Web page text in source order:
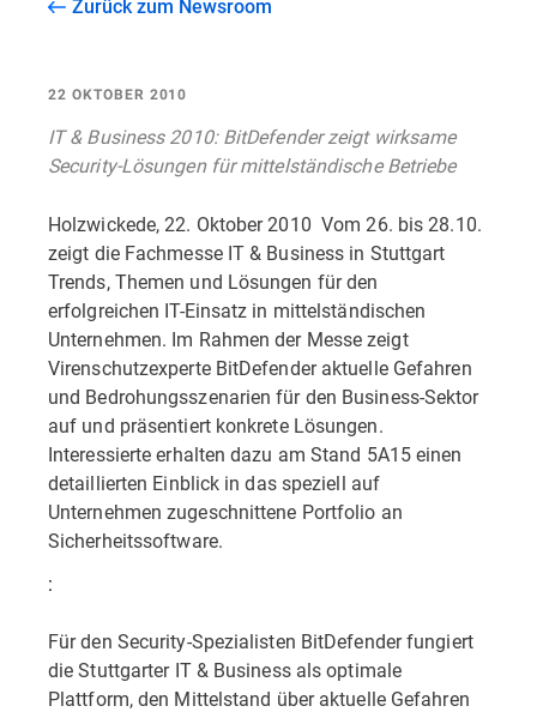
Zurück zum Newsroom
22 OKTOBER 2010
IT & Business 2010: BitDefender zeigt wirksame
Security-Lösungen für mittelständische Betriebe
Holzwickede, 22. Oktober 2010  Vom 26. bis 28.10.
zeigt die Fachmesse IT & Business in Stuttgart
Trends, Themen und Lösungen für den
erfolgreichen IT-Einsatz in mittelständischen
Unternehmen. Im Rahmen der Messe zeigt
Virenschutzexperte BitDefender aktuelle Gefahren
und Bedrohungsszenarien für den Business-Sektor
auf und präsentiert konkrete Lösungen.
Interessierte erhalten dazu am Stand 5A15 einen
detaillierten Einblick in das speziell auf
Unternehmen zugeschnittene Portfolio an
Sicherheitssoftware.
:
Für den Security-Spezialisten BitDefender fungiert
die Stuttgarter IT & Business als optimale
Plattform, den Mittelstand über aktuelle Gefahren